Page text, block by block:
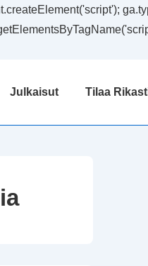
Julkaisut Tilaa